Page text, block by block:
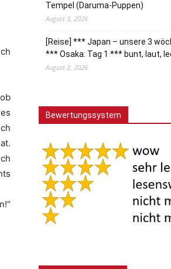
Tempel (Daruma-Puppen)
August 3, 2026
[Reise] *** Japan – unsere 3
*** Osaka: Tag 1 *** bunt, laut,
August 2, 2026
Bewertungssystem